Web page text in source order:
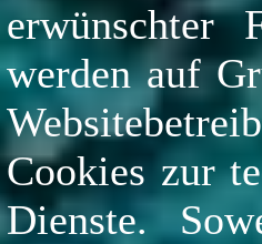
erwünschter
werden auf
Cookies zur
Dienste.